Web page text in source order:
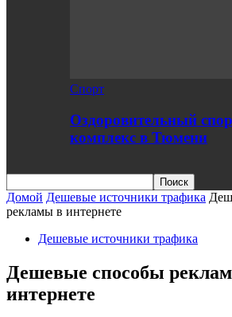
Спорт
Оздоровительный
комплекс в Тюмени
Домой Дешевые источники трафика
рекламы в интернете
Дешевые источники трафика
Дешевые способы
интернете